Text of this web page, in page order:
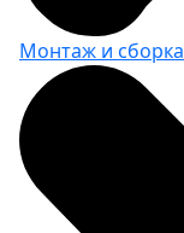
Монтаж и сборка